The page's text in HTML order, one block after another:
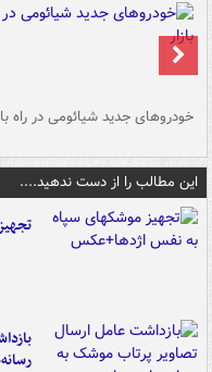
خودروهای جدید شیائومی در راه
این مطالب را از دست ندهید....